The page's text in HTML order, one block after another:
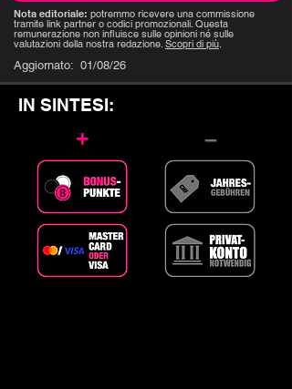
Nota editoriale: potremmo ricevere una commissione
tramite link partner o codici promozionali. Questa
remunerazione non influisce sulle opinioni né sulle
valutazioni della nostra redazione. Scopri di più.
01/08/26
Aggiornato:
IN SINTESI:
+ –